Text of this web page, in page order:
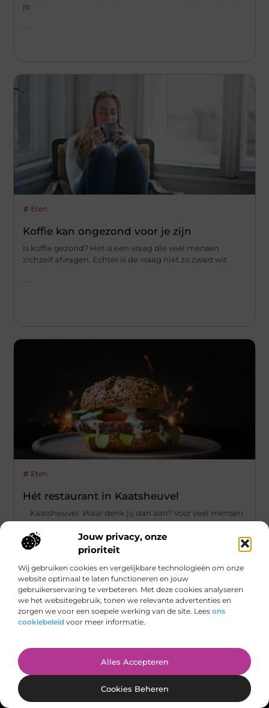
Jouw privacy, onze
prioriteit
Wij gebruiken cookies en vergelijkbare technologieën om onze
website optimaal te laten functioneren en jouw
gebruikerservaring te verbeteren. Met deze cookies analyseren
we het websitegebruik, tonen we relevante advertenties en
zorgen we voor een soepele werking van de site. Lees ons
cookiebeleid voor meer informatie.
Alles Accepteren
Cookies Beheren
je
Eten
Koffie kan ongezond voor je zijn
Is koffie gezond? Het is een vraag die veel mensen
zichzelf afvragen. Echter is de vraag niet zo zwart wit
...
Eten
Hét restaurant in Kaatsheuvel
Kaatsheuvel. Waar denk jij dan aan? Voor veel mensen
komt de Efteling als eerst naar boven. Maar wist
...